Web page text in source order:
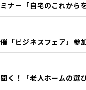
ナー「自宅のこれから
「ビジネスフェア」参
く！「老人ホームの選